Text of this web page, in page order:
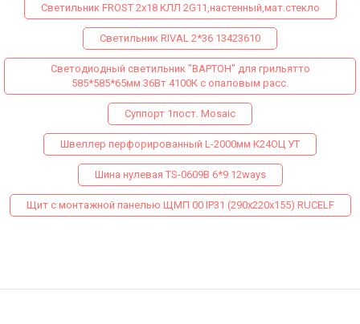
Светильник FROST 2x18 КЛЛ 2G11,настенный,мат.стекло
Светильник RIVAL 2*36 13423610
Светодиодный светильник "ВАРТОН" для грильятто
585*585*65мм 36Вт 4100К с опаловым расс.
Суппорт 1пост. Mosaic
Швеллер перфорированный L-2000мм К24ОЦ УТ
Шина нулевая TS-0609B 6*9 12ways
Щит с монтажной панелью ЩМП 00 IP31 (290х220х155) RUCELF